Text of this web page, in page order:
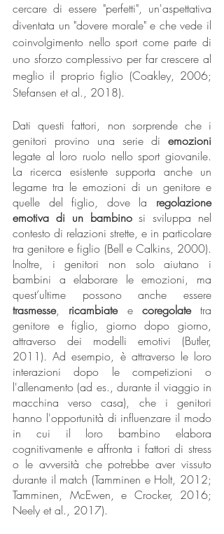
cercare di essere "perfetti", un'aspettativa
diventata un "dovere morale" e che vede il
coinvolgimento nello sport come parte di
uno sforzo complessivo per far crescere al
meglio il proprio figlio (Coakley, 2006;
Stefansen et al., 2018).
Dati questi fattori, non sorprende che i
genitori provino una serie di
legate al loro ruolo nello sport giovanile.
La ricerca esistente supporta anche un
legame tra le emozioni di un genitore e
quelle del figlio, dove la regolazione
emotiva di un bambino si sviluppa nel
contesto di relazioni strette, e in particolare
tra genitore e figlio (Bell e Calkins, 2000).
Inoltre, i genitori non solo aiutano i
bambini a elaborare le emozioni, ma
trasmesse, ricambiate e coregolate tra
genitore e figlio, giorno dopo giorno,
attraverso dei modelli emotivi (Butler,
2011). Ad esempio, è attraverso le loro
interazioni dopo le competizioni o
l'allenamento (ad es., durante il viaggio in
macchina verso casa), che i genitori
hanno l'opportunità di influenzare il modo
in cui il loro bambino elabora
cognitivamente e affronta i fattori di stress
o le avversità che potrebbe aver vissuto
durante il match (Tamminen e Holt, 2012;
Tamminen, McEwen, e Crocker, 2016;
Neely et al., 2017).